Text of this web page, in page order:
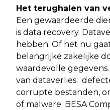
Het terughalen van
Een gewaardeerde
is data recovery.
hebben. Of het nu
belangrijke zakelijke
waardevolle
van dataverlies:
corrupte bestanden,
of malware. BESA